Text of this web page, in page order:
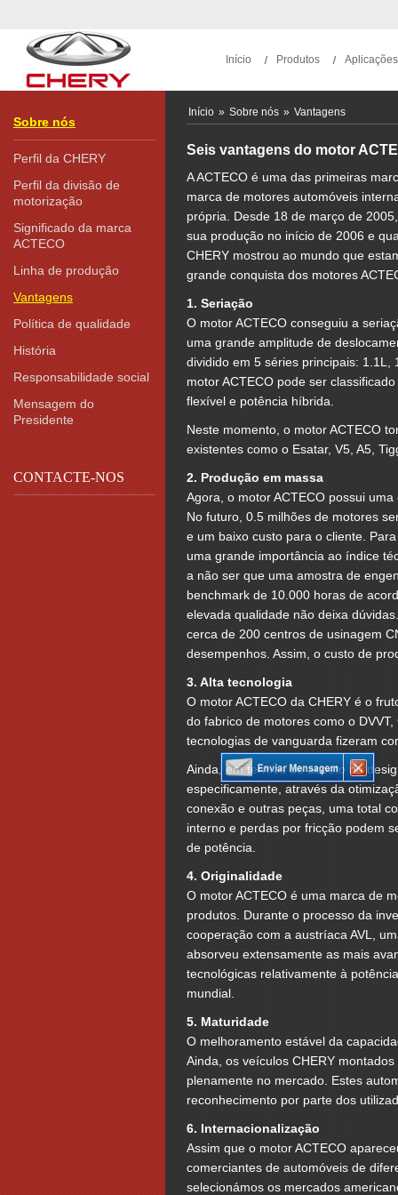
Início Produtos
Sobre nós
Perfil da CHERY
Perfil da divisão de
motorização
Significado da marca
ACTECO
Linha de produção
Vantagens
Política de qualidade
História
Responsabilidade social
Mensagem do
Presidente
CONTACTE-NOS
Início » Sobre nós » Vantagens
Seis vantagens do motor
A ACTECO é uma das primeiras
marca de motores automóveis
própria. Desde 18 de março de
sua produção no início de 2006 e
CHERY mostrou ao mundo que
grande conquista dos motores
1. Seriação
O motor ACTECO conseguiu a
uma grande amplitude de
dividido em 5 séries principais:
motor ACTECO pode ser
flexível e potência híbrida.
Neste momento, o motor ACTECO
existentes como o Esatar, V5, A5,
2. Produção em massa
Agora, o motor ACTECO possui
No futuro, 0.5 milhões de motores
e um baixo custo para o cliente.
uma grande importância ao índice
a não ser que uma amostra de
benchmark de 10.000 horas de
elevada qualidade não deixa
cerca de 200 centros de usinagem
desempenhos. Assim, o custo de
3. Alta tecnologia
O motor ACTECO da CHERY é o
do fabrico de motores como o
tecnologias de vanguarda fizeram
Ainda, em termos do aspeto do
especificamente, através da
conexão e outras peças, uma total
interno e perdas por fricção podem
de potência.
4. Originalidade
O motor ACTECO é uma marca de
produtos. Durante o processo da
cooperação com a austríaca AVL,
absorveu extensamente as mais
tecnológicas relativamente à
mundial.
5. Maturidade
O melhoramento estável da
Ainda, os veículos CHERY
plenamente no mercado. Estes
reconhecimento por parte dos
6. Internacionalização
Assim que o motor ACTECO
comerciantes de automóveis de
selecionámos os mercados